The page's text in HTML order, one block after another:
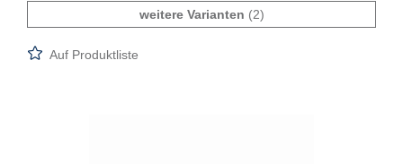
weitere Varianten (2)
Auf Produktliste